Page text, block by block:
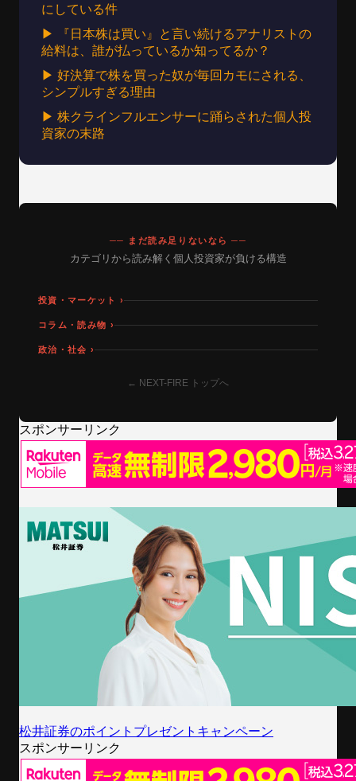
にしている件
▶ 『日本株は買い』と言い続けるアナリストの
給料は、誰が払っているか知ってるか？
▶ 好決算で株を買った奴が毎回カモにされる、
シンプルすぎる理由
▶ 株クラインフルエンサーに踊らされた個人投
資家の末路
── まだ読み足りないなら ──
カテゴリから読み解く個人投資家が負ける構造
投資・マーケット ›
コラム・読み物 ›
政治・社会 ›
← NEXT-FIRE トップへ
スポンサーリンク
松井証券のポイントプレゼントキャンペーン
スポンサーリンク